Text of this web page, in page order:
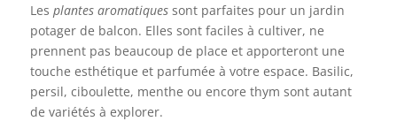
Les plantes aromatiquessont parfaites pour un jardin
potager de balcon. Elles sont faciles à cultiver, ne
prennent pas beaucoup de place et apporteront une
touche esthétique et parfumée à votre espace. Basilic,
persil, ciboulette, menthe ou encore thym sont autant
de variétés à explorer.